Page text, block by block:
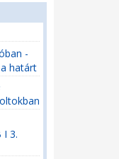
-
határt
I 3.